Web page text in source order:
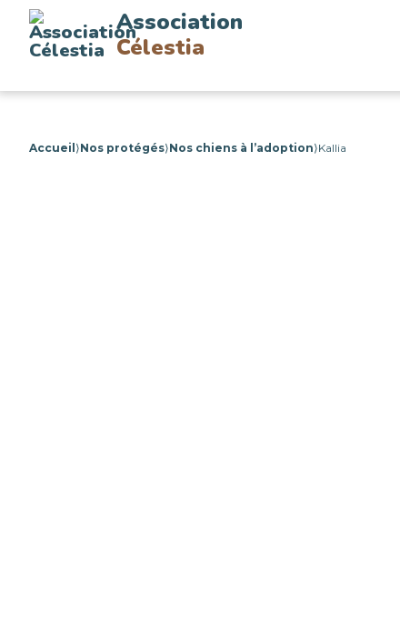
Association
Célestia
Accueil ⟩Nos protégés⟩Nos chiens à l’adoption⟩Kallia